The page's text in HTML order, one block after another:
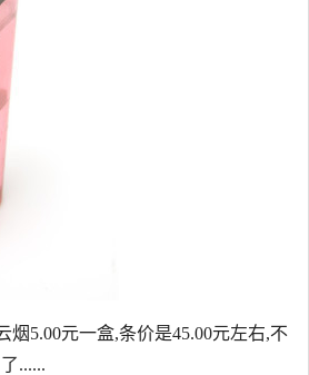
烟5.00元一盒,条价是45.00元左右,不
......